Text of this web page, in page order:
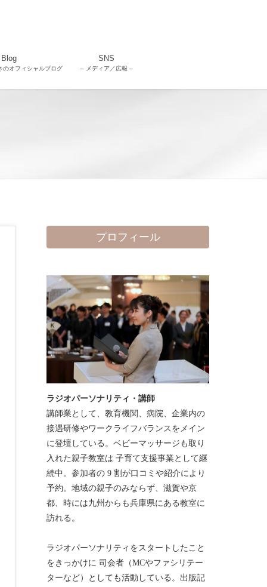
Blog
オフィシャルブログ
SNS
– メディア／広報 –
プロフィール
ラジオパーソナリティ・講師
講師業として、教育機関、病院、企業内の
接遇研修やワークライフバランスをメイン
に登壇している。ベビーマッサージも取り
入れた親子教室は 子育て支援事業として継
続中。参加者の 9 割が口コミや紹介により
予約。地域の親子のみならず、滋賀や京
都、時には九州からも兵庫県にある教室に
訪れる。
ラジオパーソナリティをスタートしたこと
をきっかけに 司会者（MCやファシリテー
ターなど）としても活動している。出版記